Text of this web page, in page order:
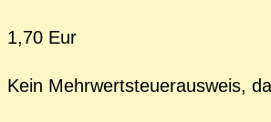
1,70 Eur
Kein Mehrwertsteuerausweis,